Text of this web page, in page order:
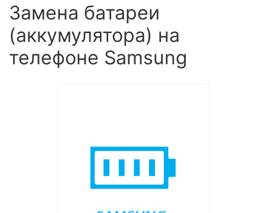
Замена батареи
(аккумулятора) на
телефоне Samsung